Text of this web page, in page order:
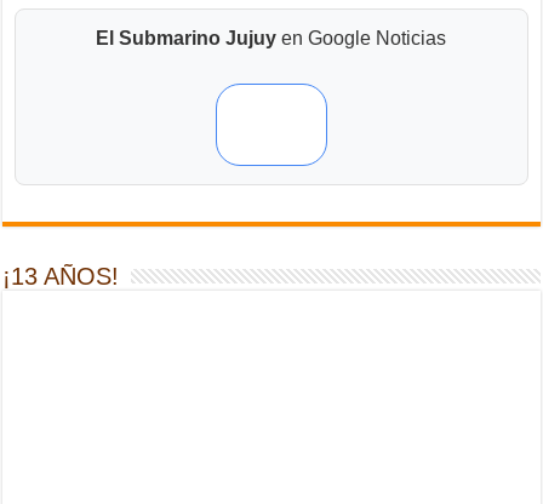
El Submarino Jujuy en Google Noticias
¡13 AÑOS!